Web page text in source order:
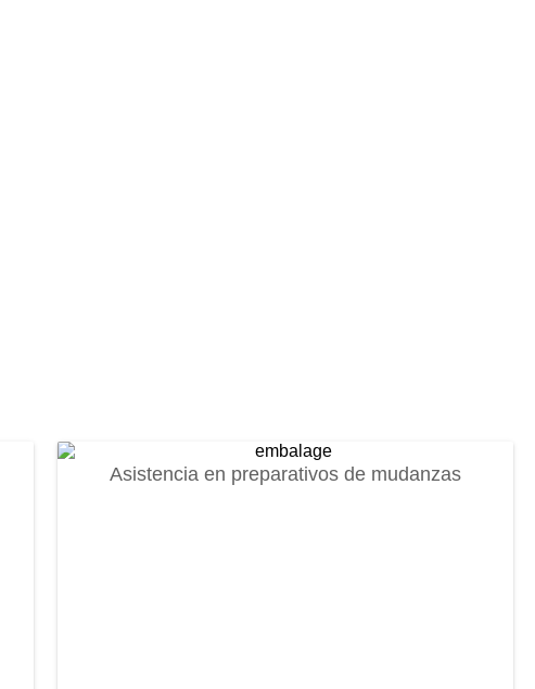
Asistencia en preparativos de mudanzas